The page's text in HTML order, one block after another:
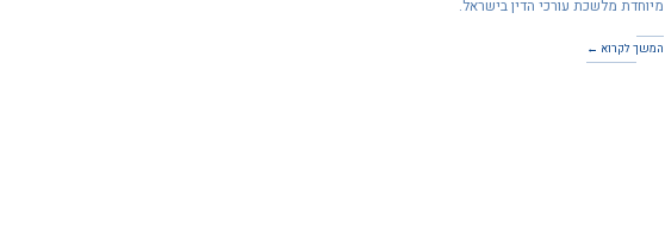
מיוחדת מלשכת עורכי הדין בישראל.
המשך לקרוא ←